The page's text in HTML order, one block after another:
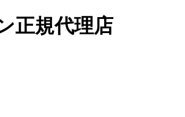
正規代理店